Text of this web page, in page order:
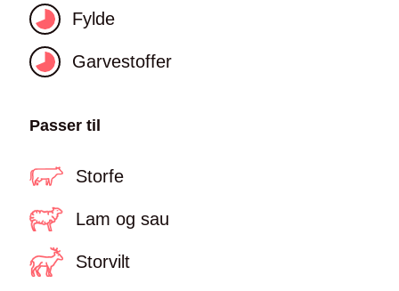
Fylde
Garvestoffer
Passer til
Storfe
Lam og sau
Storvilt